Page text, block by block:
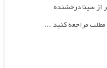
مطلب مراجعه کنید …